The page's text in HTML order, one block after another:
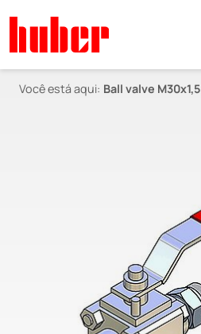
Você está aqui: Ball valve M30x1,5